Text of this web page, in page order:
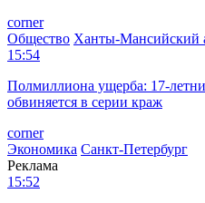
corner
Общество Ханты-Мансийский
15:54
Полмиллиона ущерба: 17-
обвиняется в серии краж
corner
Экономика Санкт-Петербург
Реклама
15:52